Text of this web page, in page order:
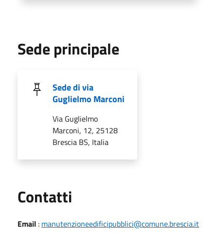
Sede principale
Sede di via
Guglielmo Marconi
Via Guglielmo
Marconi, 12, 25128
Brescia BS, Italia
Contatti
Email : manutenzioneedificipubblici@comune.brescia.it